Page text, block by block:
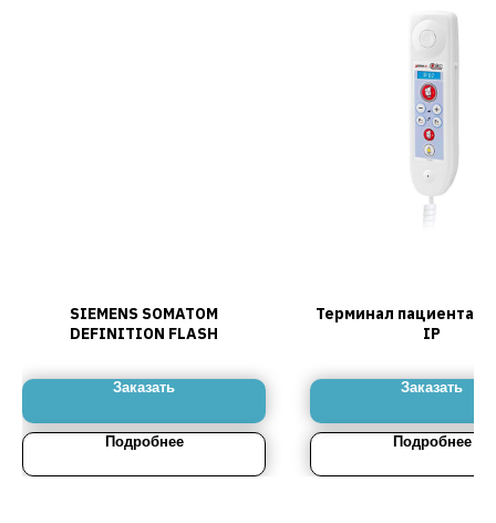
SIEMENS SOMATOM
DEFINITION FLASH
Заказать
Подробнее
Терминал пациента
IP
Заказать
Подробнее